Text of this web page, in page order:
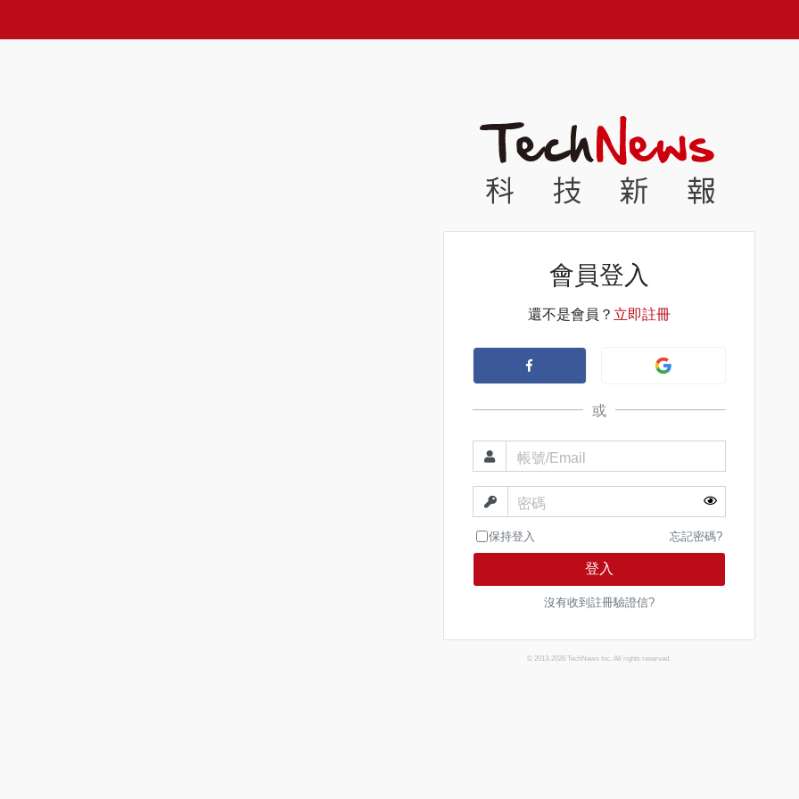
會員登入
還不是會員？ 立即註冊
或
帳號/Email
密碼
保持登入 忘記密碼?
登入
沒有收到註冊驗證信?
© 2013-2026 TechNews Inc. All rights reserved.